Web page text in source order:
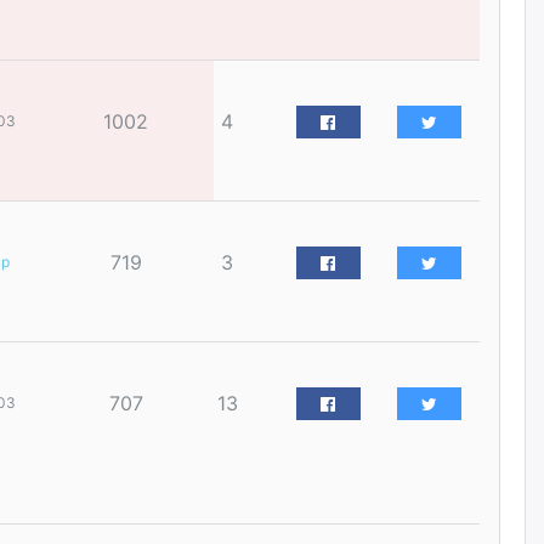
дурдлаа
Өмгөөлөгч Б.Оюунбилэг:
хууль хяналтын байгууллагаар
зогсоож, Арабын орнуудаас
1002 4
719 3
707 13